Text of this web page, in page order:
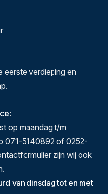
eerste verdieping en
:
op maandag t/m
071-5140892 of 0252-
zijn wij ook
van dinsdag tot en met